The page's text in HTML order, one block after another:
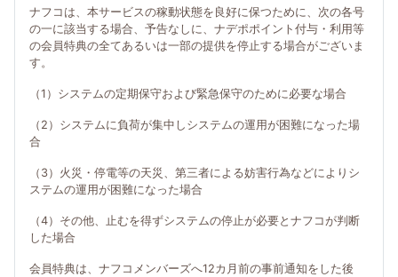
ナフコは、本サービスの稼動状態を良好に保つために、次の各号
の一に該当する場合、予告なしに、ナデポポイント付与・利用等
の会員特典の全てあるいは一部の提供を停止する場合がございま
す。
（1）システムの定期保守および緊急保守のために必要な場合
（2）システムに負荷が集中しシステムの運用が困難になった場
合
（3）火災・停電等の天災、第三者による妨害行為などによりシ
ステムの運用が困難になった場合
（4）その他、止むを得ずシステムの停止が必要とナフコが判断
した場合
会員特典は、ナフコメンバーズへ12カ月前の事前通知をした後